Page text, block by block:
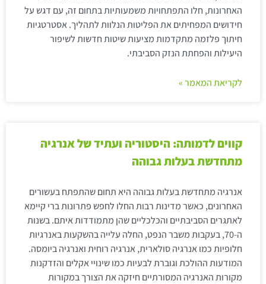
האחרונות, חלו התפתחויות משמעותיות בתחום זה, עם דגש על
חידושים המפחיתים את הפליטות הנלוות לתהליך. אסטרטגיות
חיתוך פלזמה מתקדמות מציעות שיטות חדשות לשיפור
היעילות והפחתת הנזק הסביבתי.
לקריאת המאמר »
קווים לדמותה: היסטוריה ועתיד של אנרגיה
מתחדשת בעלות גבוהה
אנרגיה מתחדשת בעלות גבוהה היא תחום שהתפתח בעשורים
האחרונים, כאשר מדינות רבות החלו לחפש פתרונות ברי קיימא
לאתגרים הסביבתיים והכלכליים שהן מתמודדות איתם. בשנות
ה-70, בעקבות משבר הנפט, החלה עלייה בהשקעות באנרגיות
חלופיות כמו אנרגיה סולארית, אנרגיה רוחית ואנרגיה ביומסה.
המודעות ההולכת וגוברת לבעיות כמו שינויי אקלים והזדקנות
מקורות האנרגיה המסורתיים חיזקה את הצורך במקורות